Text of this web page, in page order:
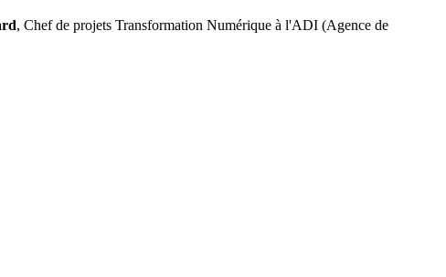
, Chef de projets Transformation Numérique à l'ADI (Agence de